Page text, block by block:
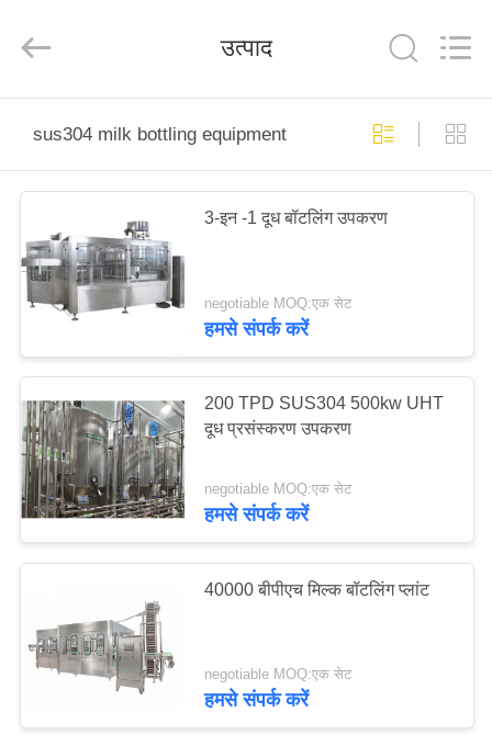
उत्पाद
हमारे
बारे
कारखाना
भ्रमण
गुणवत्ता
नियंत्रण
करें
एक
Enterprise
Management
Rights
उत्पाद
sus304 milk bottling equipment
3-इन -1 दूध बॉटलिंग उपकरण
negotiable MOQ:एक सेट
हमसे संपर्क करें
200 TPD SUS304 500kw UHT
दूध प्रसंस्करण उपकरण
negotiable MOQ:एक सेट
हमसे संपर्क करें
40000 बीपीएच मिल्क बॉटलिंग प्लांट
negotiable MOQ:एक सेट
हमसे संपर्क करें